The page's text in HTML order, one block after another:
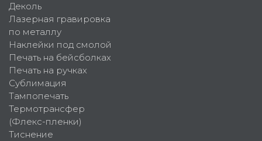
Деколь
Лазерная гравировка
по металлу
Наклейки под смолой
Печать на бейсболках
Печать на ручках
Сублимация
Тампопечать
Термотрансфер
(Флекс-пленки)
Тиснение